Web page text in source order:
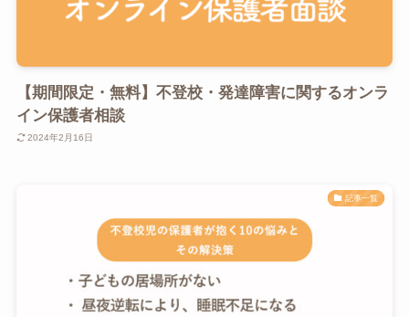
【期間限定・無料】不登校・発達障害に関するオンラ
イン保護者相談
2024年2月16日
記事一覧